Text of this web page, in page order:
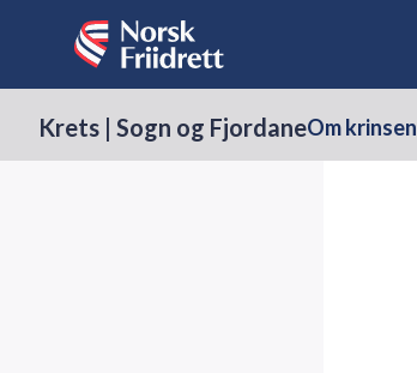
Krets | Sogn og FjordaneOm krinsen